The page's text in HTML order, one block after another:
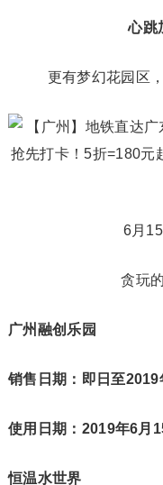
心跳
更有梦幻花园区
6月
贪玩
广州融创乐园
销售日期：即日至2019
使用日期：2019年6月
恒温水世界